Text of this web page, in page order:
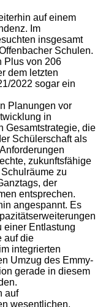
auf einem
Im
insgesamt
Schulen.
Plus von 206
dem letzten
2022 sogar ein
Planungen vor
in
Gesamtstrategie, die
Schülerschaft als
zukunftsfähige
zu
der
entsprechen.
angespannt. Es
einer Entlastung
auf die
integrierten
Umzug des Emmy-
gerade in diesem
auf
wesentlichen,